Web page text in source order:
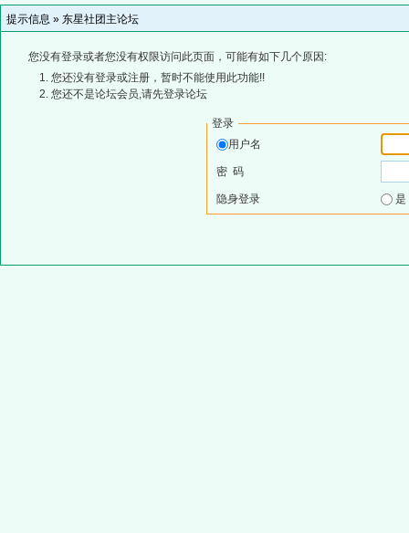
提示信息 » 东星社团主论坛
您没有登录或者您没有权限访问此页面，可能有如下几个原因:
您还没有登录或注册，暂时不能使用此功能!!
您还不是论坛会员,请先登录论坛
登录
用户名
密 码
隐身登录